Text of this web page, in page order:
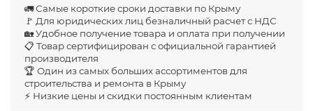
🚛 Самые короткие сроки доставки по Крыму
🚩 Для юридических лиц безналичный расчет с НДС
🏡 Удобное получение товара и оплата при получении
📋 Товар сертифицирован с официальной гарантией
производителя
🏆 Один из самых больших ассортиментов для
строительства и ремонта в Крыму
⚡ Низкие цены и скидки постоянным клиентам